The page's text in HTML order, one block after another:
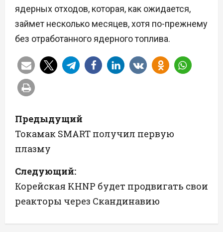
ядерных отходов, которая, как ожидается,
займет несколько месяцев, хотя по-прежнему
без отработанного ядерного топлива.
Н
а
в
и
г
а
Предыдущий
Токамак SMART получил первую
плазму
Следующий:
Корейская KHNP будет продвигать свои
реакторы через Скандинавию